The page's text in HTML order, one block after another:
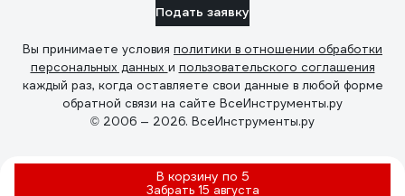
В корзину по 5
Забрать 15 августа
Подать заявку
Вы принимаете условия политики в отношении обработки
персональных данных и пользовательского соглашения
каждый раз, когда оставляете свои данные в любой форме
обратной связи на сайте ВсеИнструменты.ру
© 2006 — 2026. ВсеИнструменты.ру